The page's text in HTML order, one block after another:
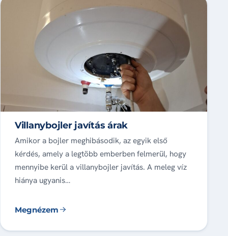
Villanybojler javítás árak
Amikor a bojler meghibásodik, az egyik első
kérdés, amely a legtöbb emberben felmerül, hogy
mennyibe kerül a villanybojler javítás. A meleg víz
hiánya ugyanis…
Megnézem